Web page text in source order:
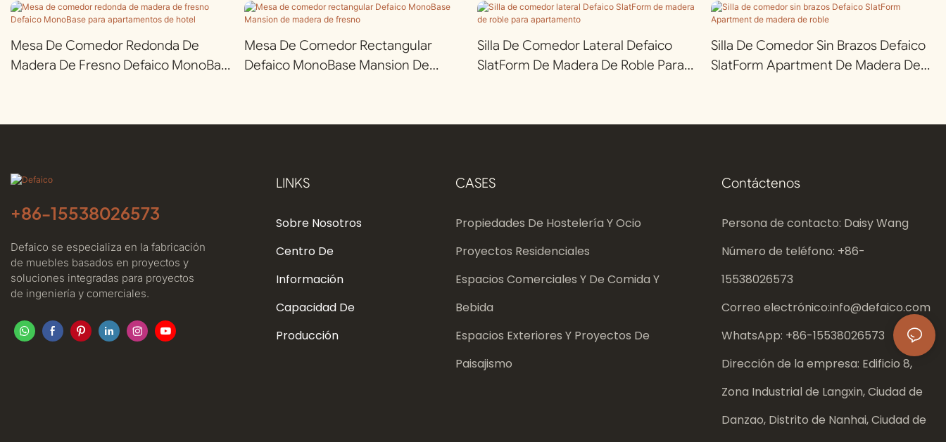
Mesa De Comedor Redonda De
Madera De Fresno Defaico MonoBase
Mesa De Comedor Rectangular
Defaico MonoBase Mansion De
Silla De Comedor Lateral Defaico
SlatForm De Madera De Roble Para
Silla De Comedor Sin Brazos Defaico
SlatForm Apartment De Madera De
+86-15538026573
Defaico se especializa en la fabricación
de muebles basados ​​en proyectos y
soluciones integradas para proyectos
de ingeniería y comerciales.
LINKS
Sobre Nosotros
Centro De
Información
Capacidad De
Producción
CASES
Propiedades De Hostelería Y Ocio
Proyectos Residenciales
Espacios Comerciales Y De Comida Y
Bebida
Espacios Exteriores Y Proyectos De
Paisajismo
Contáctenos
Persona de contacto: Daisy Wang
Número de teléfono: +86-
15538026573
Correo electrónico:info@defaico.com
WhatsApp: +86-15538026573
Dirección de la empresa: Edificio 8,
Zona Industrial de Langxin, Ciudad de
Danzao, Distrito de Nanhai, Ciudad de